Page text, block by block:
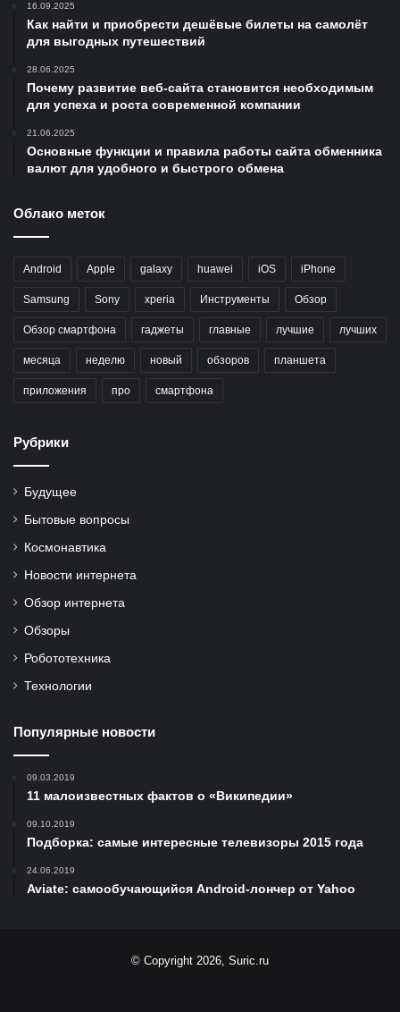
16.09.2025
Как найти и приобрести дешёвые билеты на самолёт
для выгодных путешествий
28.06.2025
Почему развитие веб-сайта становится необходимым
для успеха и роста современной компании
21.06.2025
Основные функции и правила работы сайта обменника
валют для удобного и быстрого обмена
Облако меток
Android Apple galaxy huawei iOS iPhone
Samsung Sony xperia Инструменты Обзор
Обзор смартфона гаджеты главные лучшие лучших
месяца неделю новый обзоров планшета
приложения про смартфона
Рубрики
Будущее
Бытовые вопросы
Космонавтика
Новости интернета
Обзор интернета
Обзоры
Робототехника
Технологии
Популярные новости
09.03.2019
11 малоизвестных фактов о «Википедии»
09.10.2019
Подборка: самые интересные телевизоры 2015 года
24.06.2019
Aviate: самообучающийся Android-лончер от Yahoo
© Copyright 2026, Suric.ru